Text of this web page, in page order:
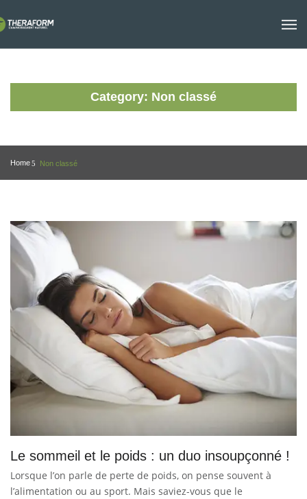
Category: Non classé
Home Non classé
Le sommeil et le poids : un duo insoupçonné !
Lorsque l’on parle de perte de poids, on pense souvent à
l’alimentation ou au sport. Mais saviez-vous que le